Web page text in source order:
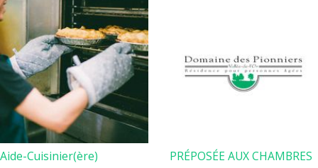
Aide-Cuisinier(ère) PRÉPOSÉE AUX CHAMBRES